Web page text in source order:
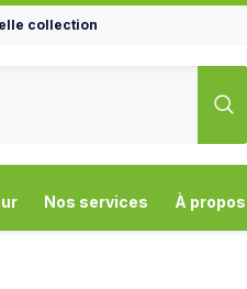
collection
Nos services À propos